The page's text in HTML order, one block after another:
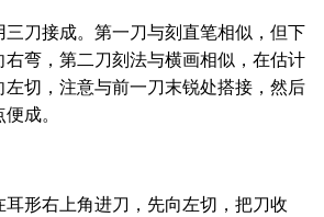
刀接成。第一刀与刻直笔相似，但下
弯，第二刀刻法与横画相似，在估计
切，注意与前一刀末锐处搭接，然后
成。
形右上角进刀，先向左切，把刀收